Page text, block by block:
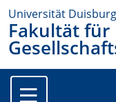
Universität
Fakultät für